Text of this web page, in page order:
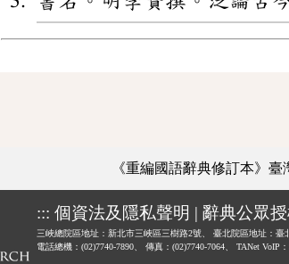
《重編國語辭典修訂本》
::: 個資法及隱私聲明 | 辭典公眾
三峽總院區地址：新北市三峽區三樹路2號、 臺北院區地址：臺
電話總機：(02)7740-7890、
傳真：(02)7740-7064、 TANet VoIP